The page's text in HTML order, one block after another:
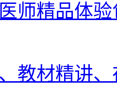
师精品体验
教材精讲